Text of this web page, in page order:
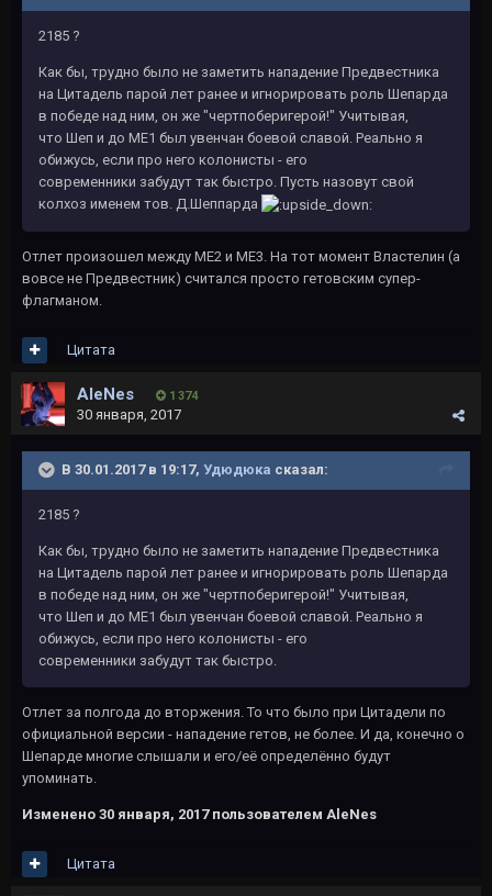
2185 ?
Как бы, трудно было не заметить нападение Предвестника
на Цитадель парой лет ранее и игнорировать роль Шепарда
в победе над ним, он же "чертпоберигерой!" Учитывая,
что Шеп и до МЕ1 был увенчан боевой славой. Реально я
обижусь, если про него колонисты - его
современники забудут так быстро. Пусть назовут свой
колхоз именем тов. Д.Шеппарда
Отлет произошел между ME2 и ME3. На тот момент Властелин (а
вовсе не Предвестник) считался просто гетовским супер-
флагманом.
Цитата
AleNes 1 374
30 января, 2017
В 30.01.2017 в 19:17, Удюдюка сказал:
2185 ?
Как бы, трудно было не заметить нападение Предвестника
на Цитадель парой лет ранее и игнорировать роль Шепарда
в победе над ним, он же "чертпоберигерой!" Учитывая,
что Шеп и до МЕ1 был увенчан боевой славой. Реально я
обижусь, если про него колонисты - его
современники забудут так быстро.
Отлет за полгода до вторжения. То что было при Цитадели по
официальной версии - нападение гетов, не более. И да, конечно о
Шепарде многие слышали и его/её определённо будут
упоминать.
Изменено 30 января, 2017пользователем AleNes
Цитата